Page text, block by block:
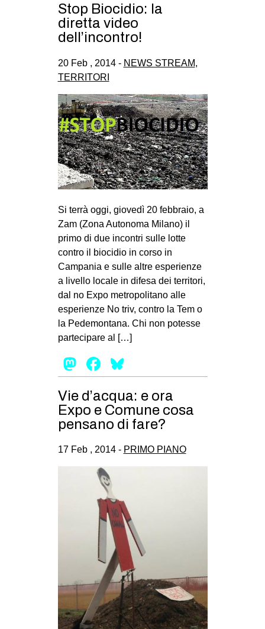
Stop Biocidio: la
diretta video
dell’incontro!
20 Feb , 2014 - NEWS STREAM,
TERRITORI
Si terrà oggi, giovedì 20 febbraio, a
Zam (Zona Autonoma Milano) il
primo di due incontri sulle lotte
contro il biocidio in corso in
Campania e sulle altre esperienze
a livello locale in difesa dei territori,
dal no Expo metropolitano alle
esperienze No triv, contro la Tem o
la Pedemontana. Chi non potesse
partecipare al […]
Mastodon
Facebook
Vie d’acqua: e ora
Expo e Comune cosa
pensano di fare?
17 Feb , 2014 - PRIMO PIANO